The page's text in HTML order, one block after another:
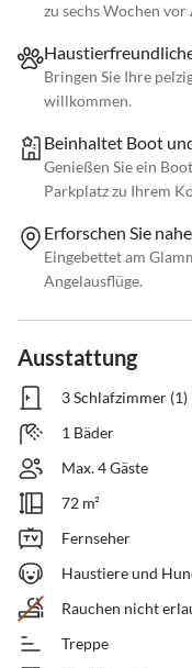
zu sechs Wochen
Bringen Sie Ihre
willkommen.
Beinhaltet Boot
Genießen Sie ein
Parkplatz zu Ihrem
Erforschen Sie
Eingebettet am
Angelausflüge.
Ausstattung
3 Schlafzimmer (1)
1 Bäder
Max. 4 Gäste
72 m²
Fernseher
Haustiere und
Rauchen nicht
Treppe